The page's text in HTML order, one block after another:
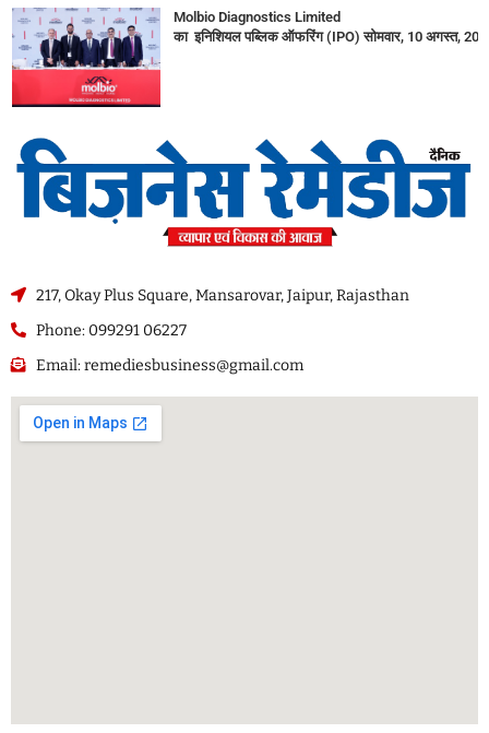
Molbio Diagnostics Limited
का इनिशियल पब्लिक ऑफरिंग (IPO) सोमवार, 10 अगस्त,
217, Okay Plus Square, Mansarovar, Jaipur, Rajasthan
Phone: 099291 06227
Email: remediesbusiness@gmail.com